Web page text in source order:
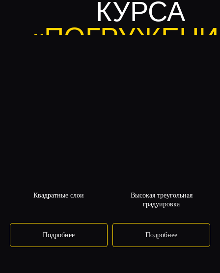
Квадратные слои
Подробнее
Высокая треугольная
градуировка
Подробнее